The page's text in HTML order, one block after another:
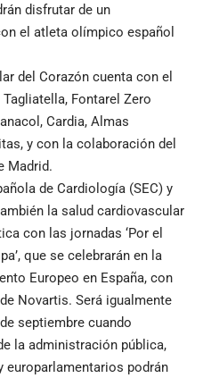
disfrutar de un
el atleta olímpico español
del Corazón cuenta con el
Fontarel Zero
Cardia, Almas
y con la colaboración del
Madrid.
de Cardiología (SEC) y
la salud cardiovascular
con las jornadas ‘Por el
que se celebrarán en la
Europeo en España, con
Novartis. Será igualmente
septiembre cuando
la administración pública,
europarlamentarios podrán